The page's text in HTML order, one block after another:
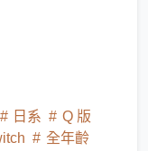
日系
Q 版
全年齡